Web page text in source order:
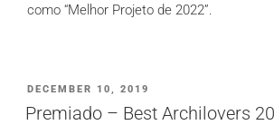
como “Melhor Projeto de 2022”.
PUBLICADO
EM
DECEMBER 10, 2019
Premiado – Best Archilovers